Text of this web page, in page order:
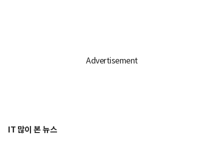
IT 많이 본 뉴스